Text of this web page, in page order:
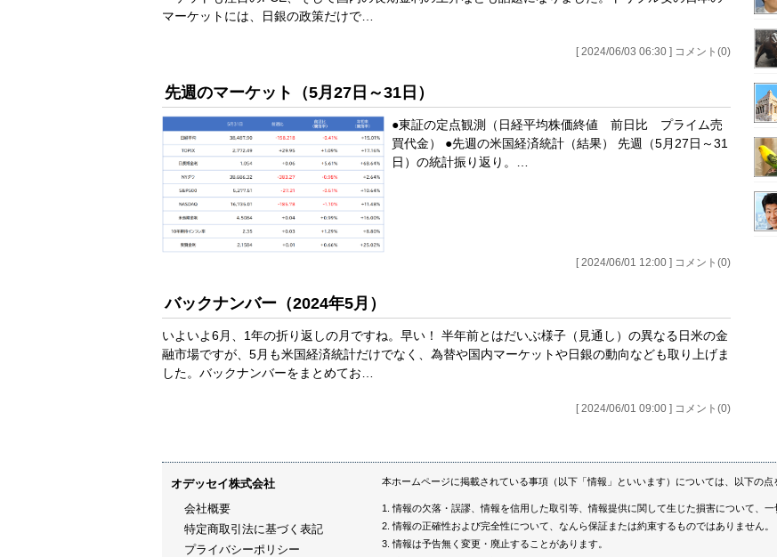
マーケットには、日銀の政策だけで…
[ 2024/06/03 06:30 ] コメント(0)
先週のマーケット（5月27日～31日）
●東証の定点観測（日経平均株価終値 前日比 プライム売
買代金） ●先週の米国経済統計（結果） 先週（5月27日～31
日）の統計振り返り。…
[ 2024/06/01 12:00 ] コメント(0)
バックナンバー（2024年5月）
いよいよ6月、1年の折り返しの月ですね。早い！ 半年前とはだいぶ様子（見通し）の異なる日米の金
融市場ですが、5月も米国経済統計だけでなく、為替や国内マーケットや日銀の動向なども取り上げま
した。バックナンバーをまとめてお…
[ 2024/06/01 09:00 ] コメント(0)
オデッセイ株式会社
会社概要
特定商取引法に基づく表記
プライバシーポリシー
本ホームページに掲載されている事項（以下「情報」といいます）については、以下の点
情報の欠落・誤謬、情報を信用した取引等、情報提供に関して生じた損害について、一
情報の正確性および完全性について、なんら保証または約束するものではありません。
情報は予告無く変更・廃止することがあります。